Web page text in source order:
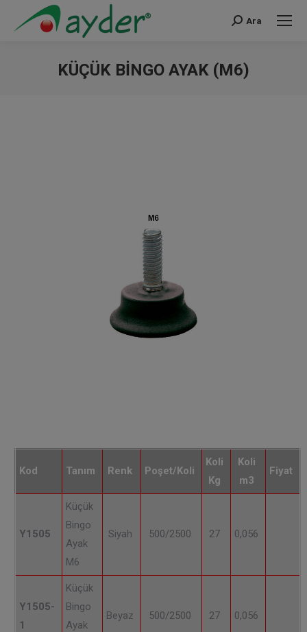
Search:
Ara
KÜÇÜK BINGO AYAK (M6)
Kod Tanım Renk Poşet/Koli
Koli
Kg
Koli
m3
Fiyat
Y1505
Küçük
Bingo
Ayak
M6
Siyah 500/2500 27 0,056
Y1505-
1
Küçük
Bingo
Ayak
Beyaz 500/2500 27 0,056